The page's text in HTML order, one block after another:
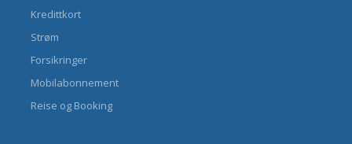
Kredittkort
Strøm
Forsikringer
Mobilabonnement
Reise og Booking